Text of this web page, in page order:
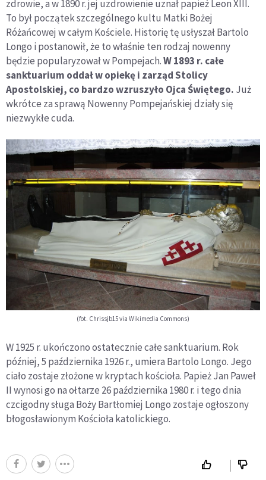
zdrowie, a w 1890 r. jej uzdrowienie uznał papież Leon XIII.
To był początek szczególnego kultu Matki Bożej
Różańcowej w całym Kościele. Historię tę usłyszał Bartolo
Longo i postanowił, że to właśnie ten rodzaj nowenny
będzie popularyzował w Pompejach.W 1893 r. całe
sanktuarium oddał w opiekę i zarząd Stolicy
Apostolskiej, co bardzo wzruszyło Ojca Świętego. Już
wkrótce za sprawą Nowenny Pompejańskiej działy się
niezwykłe cuda.
(fot. Chrissjb15 via Wikimedia Commons)
W 1925 r. ukończono ostatecznie całe sanktuarium. Rok
później, 5 października 1926 r., umiera Bartolo Longo. Jego
ciało zostaje złożone w kryptach kościoła. Papież Jan Paweł
II wynosi go na ołtarze 26 października 1980 r. i tego dnia
czcigodny sługa Boży Bartłomiej Longo zostaje ogłoszony
błogosławionym Kościoła katolickiego.